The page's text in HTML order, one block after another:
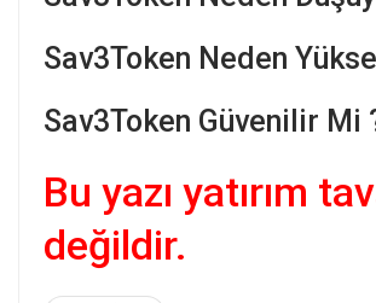
Sav3Token Neden
Sav3Token Güvenilir Mi
Bu yazı yatırım
değildir.